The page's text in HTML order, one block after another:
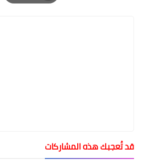
Print
قد تُعجبك هذه المشاركات